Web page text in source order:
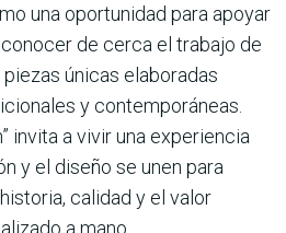
una oportunidad para apoyar
de cerca el trabajo de
únicas elaboradas
y contemporáneas.
invita a vivir una experiencia
y el diseño se unen para
calidad y el valor
a mano.